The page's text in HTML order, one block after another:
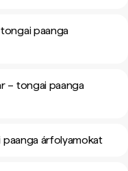
paanga
– tongai paanga
paanga árfolyamokat